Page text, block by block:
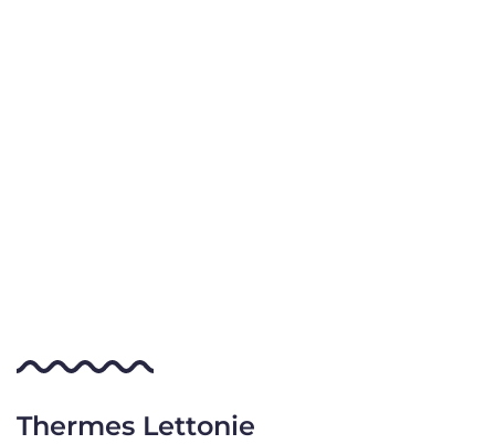
Thermes Lettonie